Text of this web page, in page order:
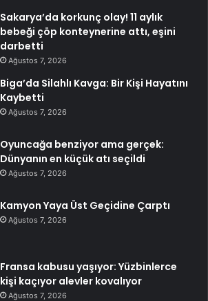
Sakarya’da korkunç olay! 11 aylık
bebeği çöp konteynerine attı, eşini
darbetti
Ağustos 7, 2026
Biga’da Silahlı Kavga: Bir Kişi Hayatını
Kaybetti
Ağustos 7, 2026
Oyuncağa benziyor ama gerçek:
Dünyanın en küçük atı seçildi
Ağustos 7, 2026
Kamyon Yaya Üst Geçidine Çarptı
Ağustos 7, 2026
Fransa kabusu yaşıyor: Yüzbinlerce
kişi kaçıyor alevler kovalıyor
Ağustos 7, 2026